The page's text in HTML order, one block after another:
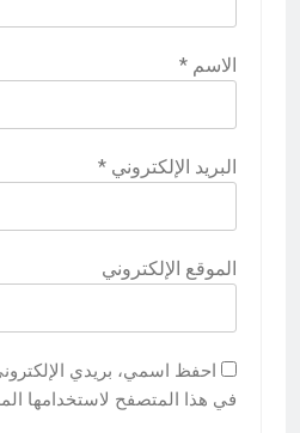
الاسم *
البريد الإلكتروني *
الموقع الإلكتروني
احفظ اسمي، بريدي
في هذا المتصفح لاستخدامها